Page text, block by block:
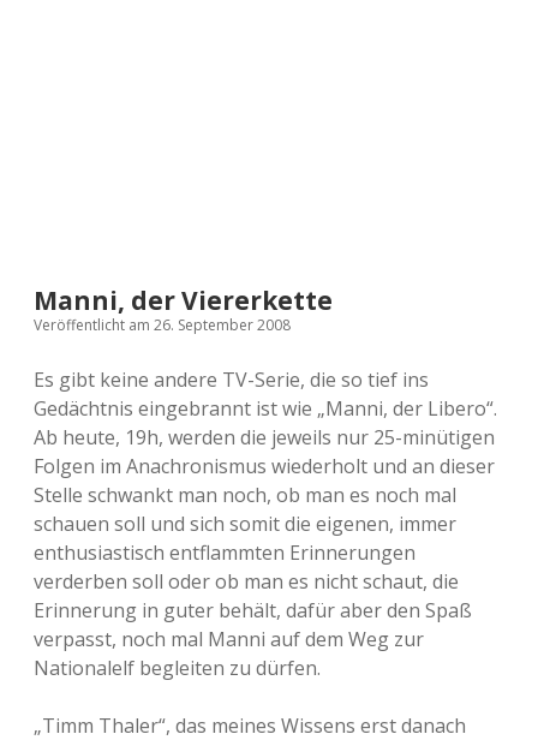
Manni, der Viererkette
Veröffentlicht am 26. September 2008
Es gibt keine andere TV-Serie, die so tief ins
Gedächtnis eingebrannt ist wie „Manni, der Libero“.
Ab heute, 19h, werden die jeweils nur 25-minütigen
Folgen im Anachronismus wiederholt und an dieser
Stelle schwankt man noch, ob man es noch mal
schauen soll und sich somit die eigenen, immer
enthusiastisch entflammten Erinnerungen
verderben soll oder ob man es nicht schaut, die
Erinnerung in guter behält, dafür aber den Spaß
verpasst, noch mal Manni auf dem Weg zur
Nationalelf begleiten zu dürfen.
„Timm Thaler“, das meines Wissens erst danach